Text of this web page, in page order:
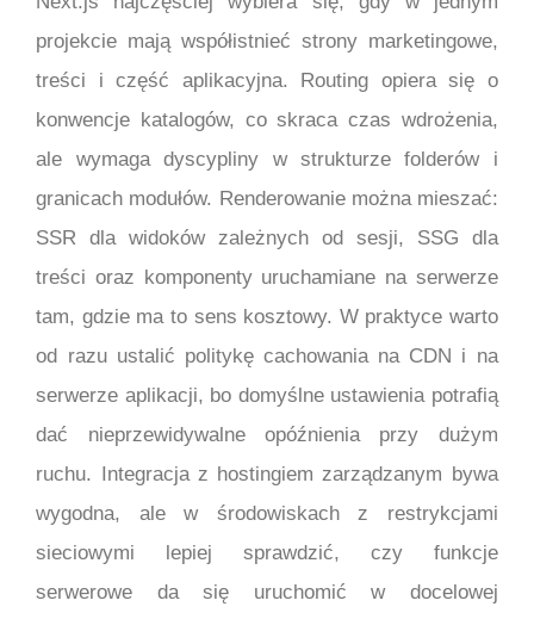
projekcie mają współistnieć strony marketingowe,
treści i część aplikacyjna. Routing opiera się o
konwencje katalogów, co skraca czas wdrożenia,
ale wymaga dyscypliny w strukturze folderów i
granicach modułów. Renderowanie można mieszać:
SSR dla widoków zależnych od sesji, SSG dla
treści oraz komponenty uruchamiane na serwerze
tam, gdzie ma to sens kosztowy. W praktyce warto
od razu ustalić politykę cachowania na CDN i na
serwerze aplikacji, bo domyślne ustawienia potrafią
dać nieprzewidywalne opóźnienia przy dużym
ruchu. Integracja z hostingiem zarządzanym bywa
wygodna, ale w środowiskach z restrykcjami
sieciowymi lepiej sprawdzić, czy funkcje
serwerowe da się uruchomić w docelowej